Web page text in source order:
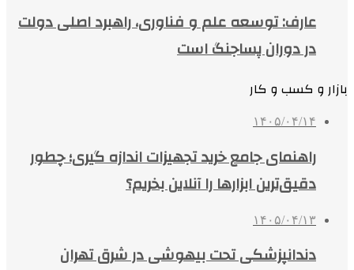
عارف: توسعه علم و فناوری، راهبرد اصلی دولت
در دوران پساجنگ است
بازار و کسب و کار
۱۴۰۵/۰۴/۱۴
راهنمای جامع خرید تجهیزات اندازه گیری؛ چطور
دقیق‌ترین ابزارها را آنلاین بخریم؟
۱۴۰۵/۰۴/۱۳
دندانپزشکی تحت بیهوشی در شرق تهران